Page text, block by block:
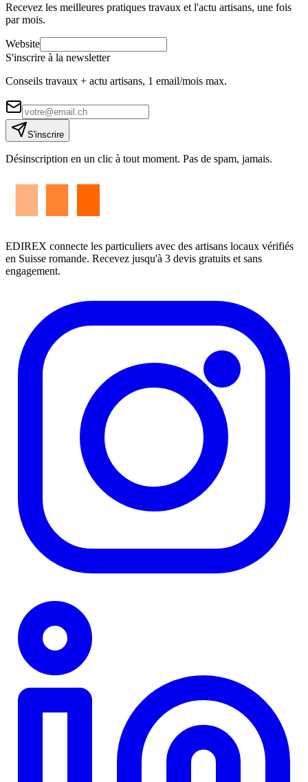
Recevez les meilleures pratiques travaux et l'actu artisans, une fois
par mois.
Website
S'inscrire à la newsletter
Conseils travaux + actu artisans, 1 email/mois max.
S'inscrire
Désinscription en un clic à tout moment. Pas de spam, jamais.
EDIREX connecte les particuliers avec des artisans locaux vérifiés
en Suisse romande. Recevez jusqu'à 3 devis gratuits et sans
engagement.